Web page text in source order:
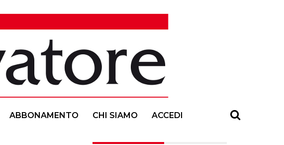
ABBONAMENTO CHI SIAMO ACCEDI